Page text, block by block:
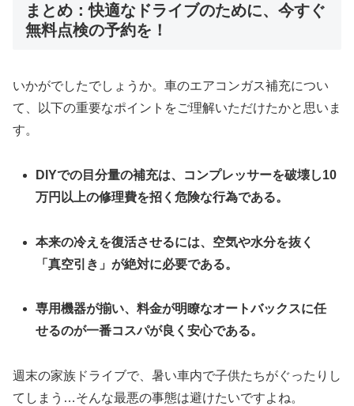
まとめ：快適なドライブのために、今すぐ
無料点検の予約を！
いかがでしたでしょうか。車のエアコンガス補充につい
て、以下の重要なポイントをご理解いただけたかと思いま
す。
DIYでの目分量の補充は、コンプレッサーを破壊し10
万円以上の修理費を招く危険な行為である。
本来の冷えを復活させるには、空気や水分を抜く
「真空引き」が絶対に必要である。
専用機器が揃い、料金が明瞭なオートバックスに任
せるのが一番コスパが良く安心である。
週末の家族ドライブで、暑い車内で子供たちがぐったりし
てしまう…そんな最悪の事態は避けたいですよね。